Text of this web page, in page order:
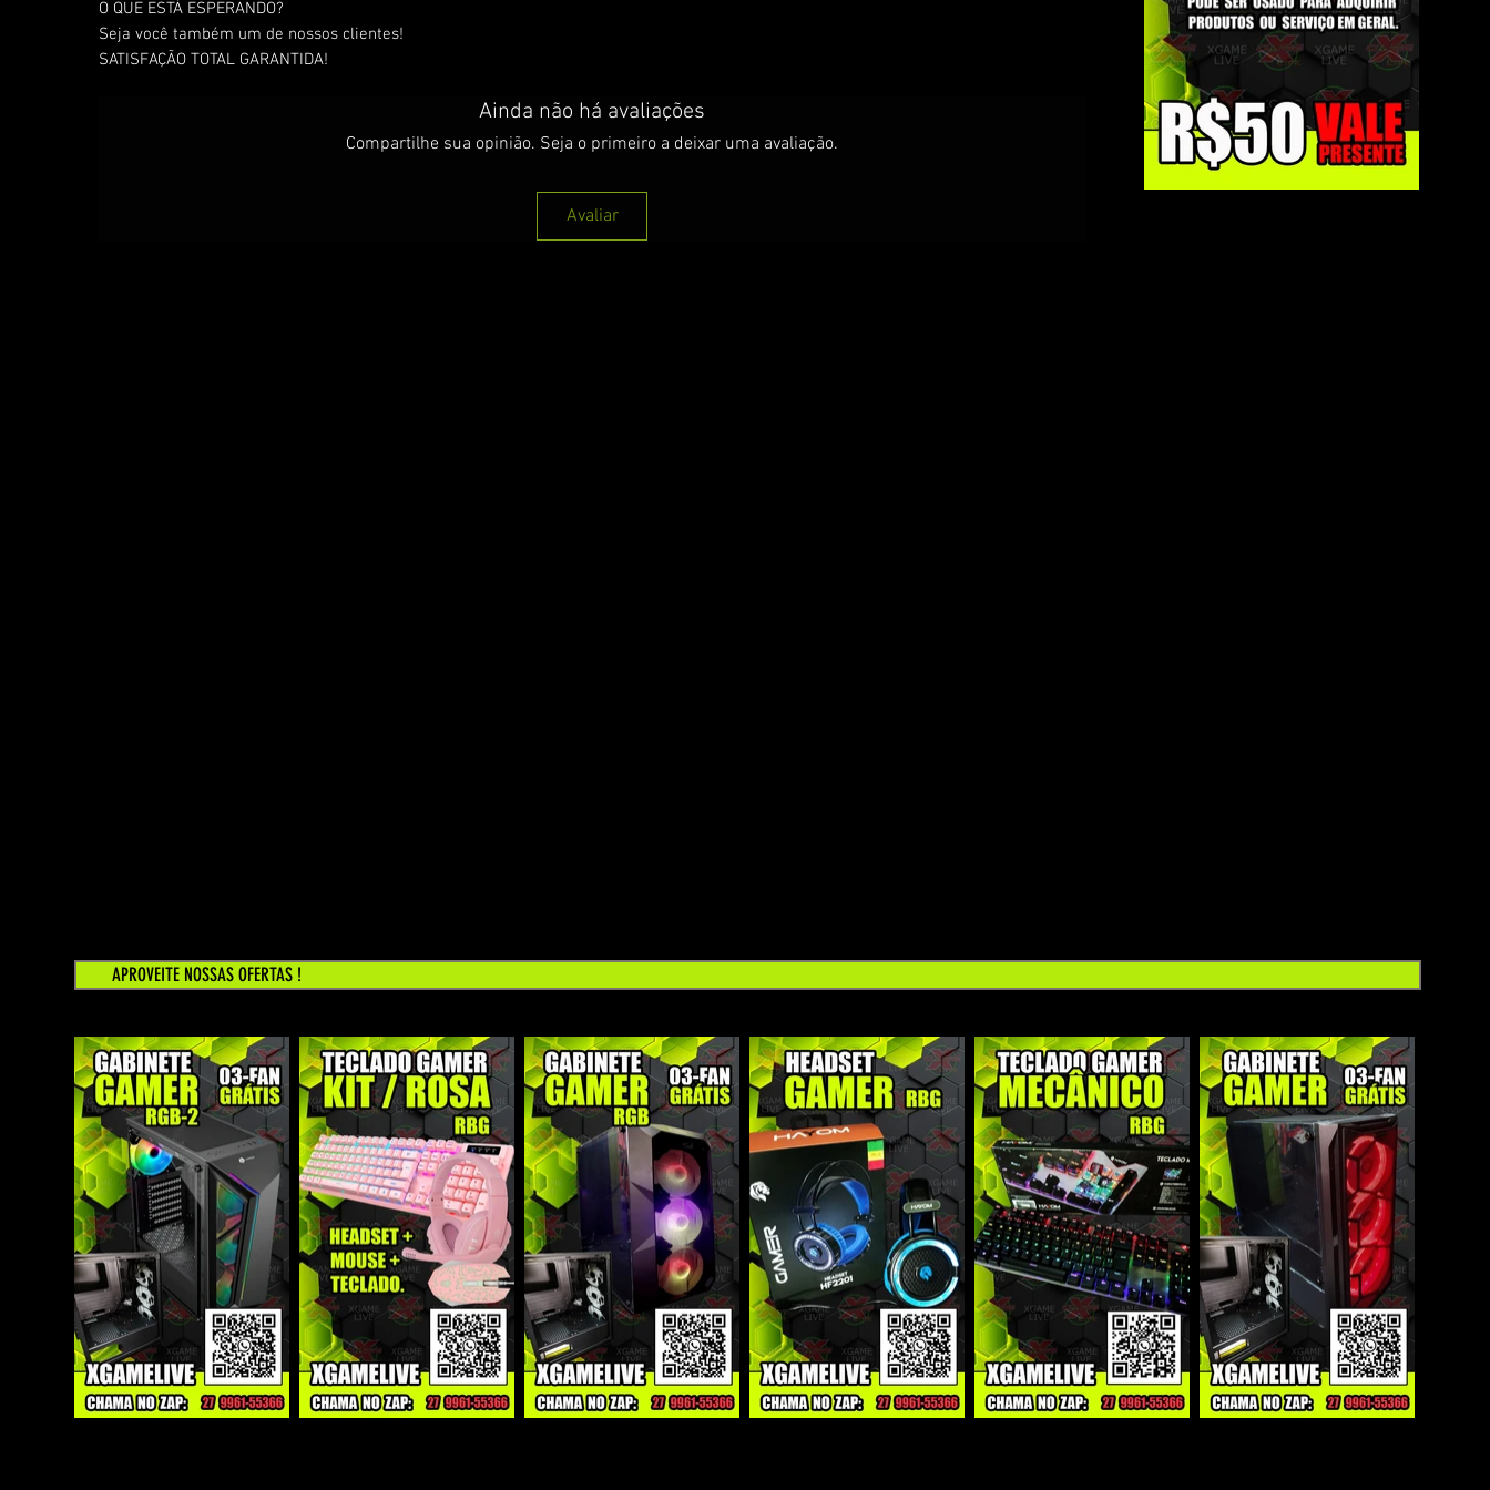
O QUE ESTÁ ESPERANDO?
Seja você também um de nossos clientes!
SATISFAÇÃO TOTAL GARANTIDA!
Ainda não há avaliações
Compartilhe sua opinião. Seja o primeiro a deixar uma avaliação.
Avaliar
APROVEITE NOSSAS OFERTAS !